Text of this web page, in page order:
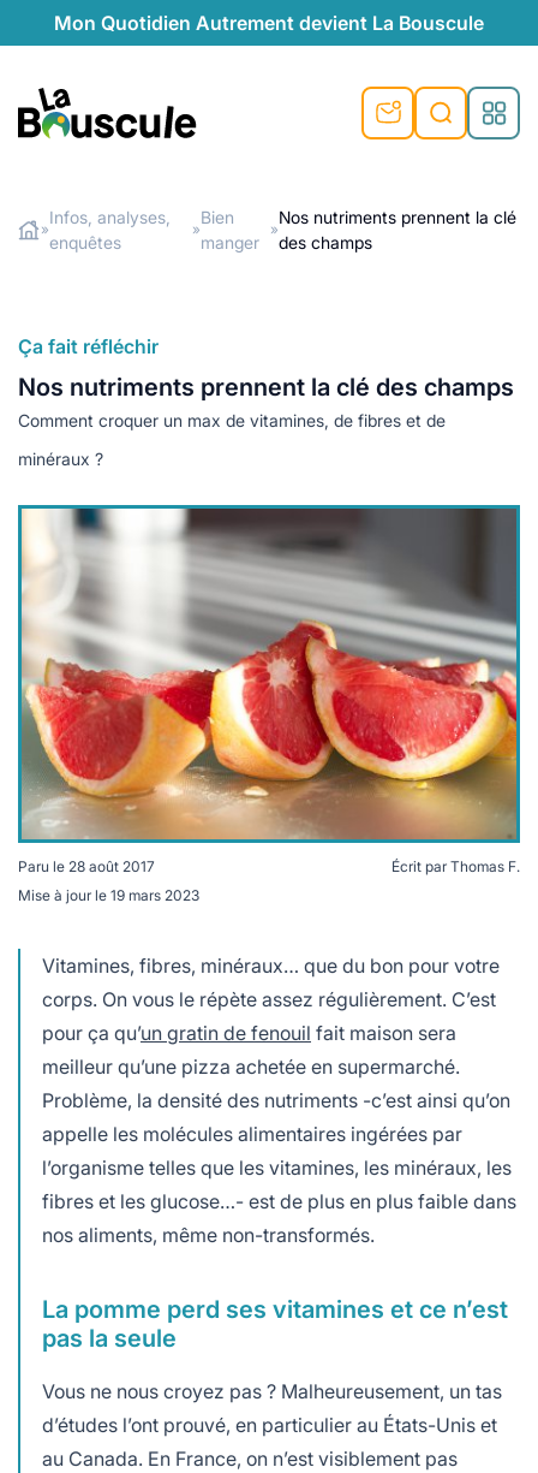
Mon Quotidien Autrement devient La Bouscule
au naturel
végétariennes
locales
durables
beauté naturelle
naturel
de recyclage
témoignages
saison
responsables
douce
Rechercher
»
Infos, analyses,
enquêtes
»
Bien
manger
»
Nos nutriments prennent la clé
des champs
Ça fait réfléchir
Nos nutriments prennent la clé des champs
Comment croquer un max de vitamines, de fibres et de
minéraux ?
Paru le 28 août 2017
Mise à jour le 19 mars 2023
Écrit par Thomas F.
Vitamines, fibres, minéraux… que du bon pour votre
corps. On vous le répète assez régulièrement. C’est
pour ça qu’un gratin de fenouil fait maison sera
meilleur qu’une pizza achetée en supermarché.
Problème, la densité des nutriments -c’est ainsi qu’on
appelle les molécules alimentaires ingérées par
l’organisme telles que les vitamines, les minéraux, les
fibres et les glucose…- est de plus en plus faible dans
nos aliments, même non-transformés.
La pomme perd ses vitamines et ce n’est
pas la seule
Vous ne nous croyez pas ? Malheureusement, un tas
d’études l’ont prouvé, en particulier au États-Unis et
au Canada. En France, on n’est visiblement pas